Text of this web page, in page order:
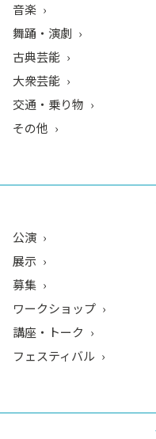
音楽
舞踊・演劇
古典芸能
大衆芸能
交通・乗り物
その他
公演
展示
募集
ワークショップ
講座・トーク
フェスティバル